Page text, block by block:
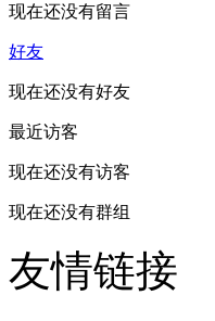
现在还没有留言
好友
现在还没有好友
最近访客
现在还没有访客
现在还没有群组
友情链接